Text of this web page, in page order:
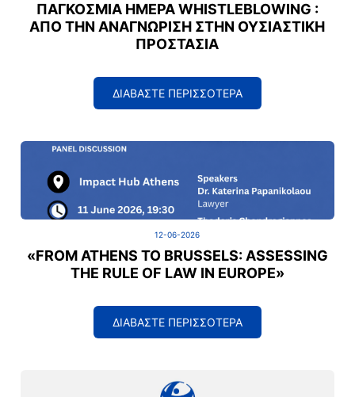
ΠΑΓΚΌΣΜΙΑ ΗΜΈΡΑ WHISTLEBLOWING :
ΑΠΌ ΤΗΝ ΑΝΑΓΝΏΡΙΣΗ ΣΤΗΝ ΟΥΣΙΑΣΤΙΚΉ
ΠΡΟΣΤΑΣΊΑ
ΔΙΑΒΑΣΤΕ ΠΕΡΙΣΣΟΤΕΡΑ
12-06-2026
«FROM ATHENS TO BRUSSELS: ASSESSING
THE RULE OF LAW IN EUROPE»
ΔΙΑΒΑΣΤΕ ΠΕΡΙΣΣΟΤΕΡΑ